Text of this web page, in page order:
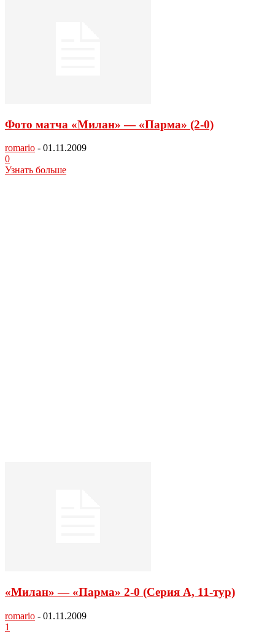
Фото матча «Милан» — «Парма» (2-0)
romario - 01.11.2009
0
Узнать больше
«Милан» — «Парма» 2-0 (Серия А, 11-тур)
romario - 01.11.2009
1